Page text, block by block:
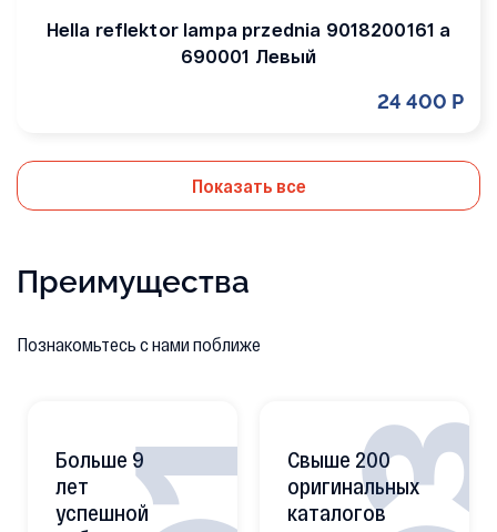
Hella reflektor lampa przednia 9018200161 a
690001 Левый
24 400 Р
Показать все
Преимущества
Познакомьтесь с нами поближе
Больше 9
лет
успешной
Свыше 200
оригинальных
каталогов